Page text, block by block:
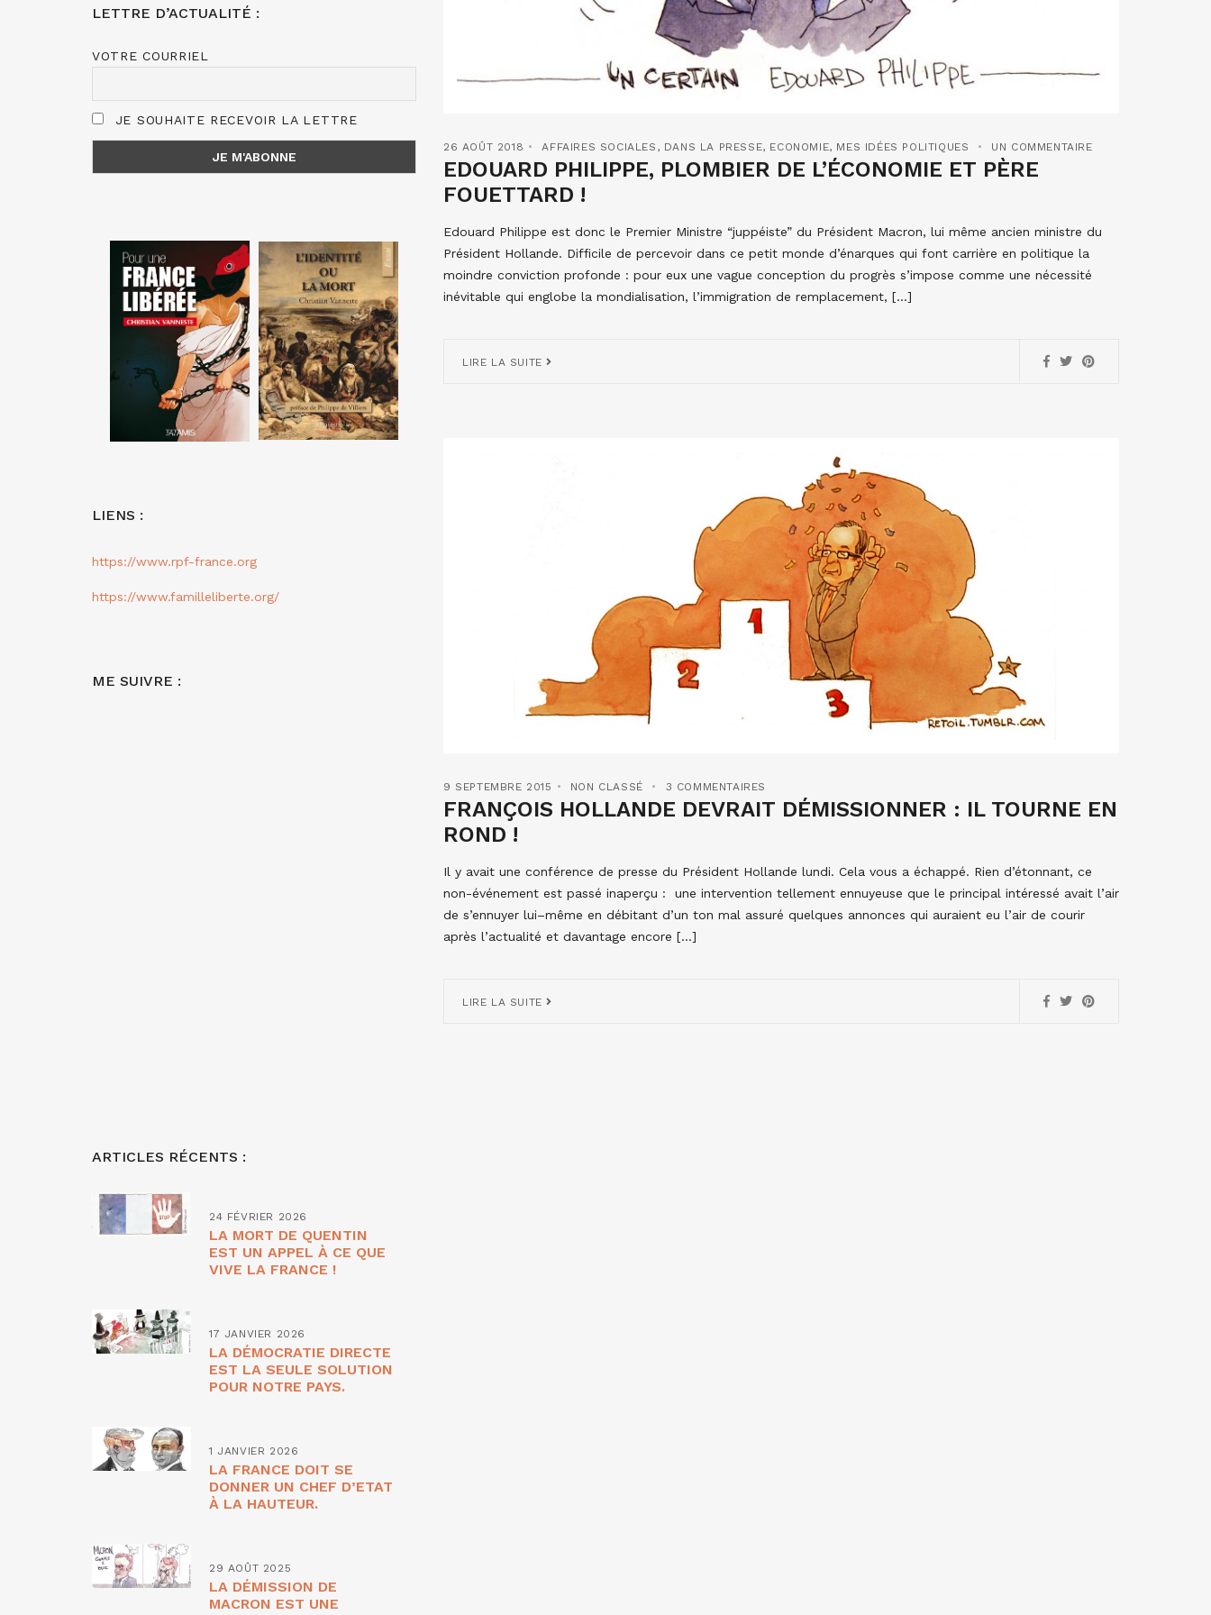
26 AOÛT 2018 AFFAIRES SOCIALES , DANS LA PRESSE, ECONOMIE, MES IDÉES POLITIQUES UN COMMENTAIRE
EDOUARD PHILIPPE, PLOMBIER DE L’ÉCONOMIE ET PÈRE
FOUETTARD !
Edouard Philippe est donc le Premier Ministre “juppéiste” du Président Macron, lui même ancien ministre du
Président Hollande. Difficile de percevoir dans ce petit monde d’énarques qui font carrière en politique la
moindre conviction profonde : pour eux une vague conception du progrès s’impose comme une nécessité
inévitable qui englobe la mondialisation, l’immigration de remplacement, […]
LIRE LA SUITE
9 SEPTEMBRE 2015 NON CLASSÉ 3 COMMENTAIRES
FRANÇOIS HOLLANDE DEVRAIT DÉMISSIONNER : IL TOURNE EN
ROND !
Il y avait une conférence de presse du Président Hollande lundi. Cela vous a échappé. Rien d’étonnant, ce
non-événement est passé inaperçu : une intervention tellement ennuyeuse que le principal intéressé avait l’air
de s’ennuyer lui–même en débitant d’un ton mal assuré quelques annonces qui auraient eu l’air de courir
après l’actualité et davantage encore […]
LIRE LA SUITE
LETTRE D’ACTUALITÉ :
VOTRE COURRIEL
JE SOUHAITE RECEVOIR LA LETTRE
LIENS :
https://www.rpf-france.org
https://www.familleliberte.org/
ME SUIVRE :
ARTICLES RÉCENTS :
24 FÉVRIER 2026
LA MORT DE QUENTIN
EST UN APPEL À CE QUE
VIVE LA FRANCE !
17 JANVIER 2026
LA DÉMOCRATIE DIRECTE
EST LA SEULE SOLUTION
POUR NOTRE PAYS.
1 JANVIER 2026
LA FRANCE DOIT SE
DONNER UN CHEF D’ETAT
À LA HAUTEUR.
29 AOÛT 2025
LA DÉMISSION DE
MACRON EST UNE